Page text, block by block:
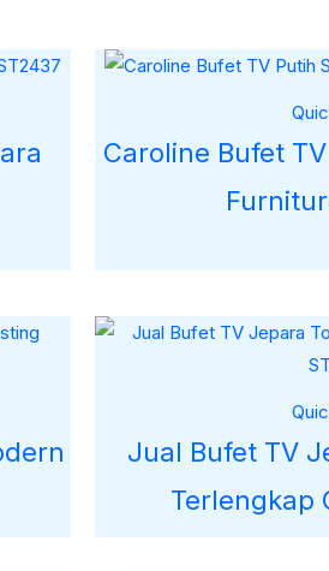
Caroline Bufet
Jual Bufet TV
Terlengkap